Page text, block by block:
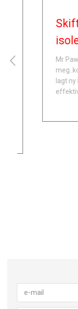

Skifte
Mr Pawel
meg..kom
lagt ny
effektivt